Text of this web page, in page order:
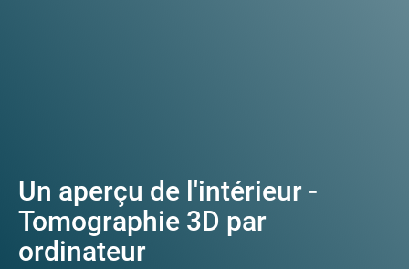
Un aperçu de l'intérieur -
Tomographie 3D par
ordinateur